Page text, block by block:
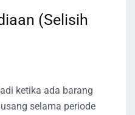
(Selisih
ketika ada barang
selama periode